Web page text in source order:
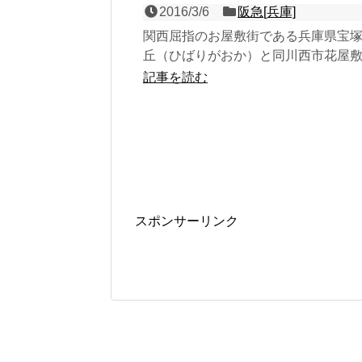
2016/3/6
阪急[兵庫]
関西屈指のお屋敷街である兵庫県宝
丘（ひばりがおか）と同川西市花屋
ぐ、宝塚線の２面４線の地上駅で、日
記事を読む
スポンサーリンク